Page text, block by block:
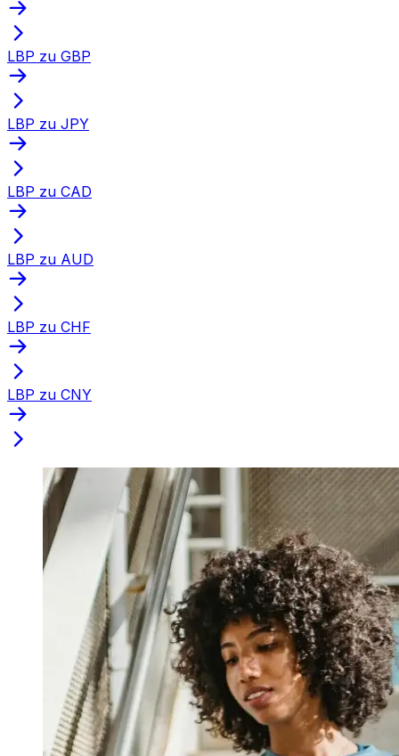
LBP zu GBP
LBP zu JPY
LBP zu CAD
LBP zu AUD
LBP zu CHF
LBP zu CNY